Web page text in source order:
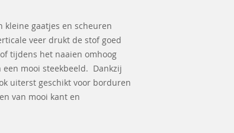
kleine gaatjes en scheuren
veer drukt de stof goed
tijdens het naaien omhoog
mooi steekbeeld. Dankzij
uiterst geschikt voor borduren
van mooi kant en